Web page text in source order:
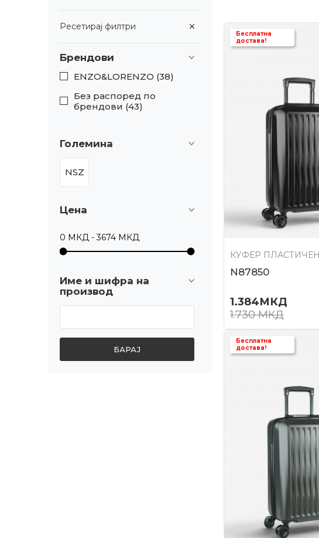
Ресетирај филтри
Брендови
ENZO&LORENZO (38)
Без распоред по
брендови (43)
Големина
NSZ
Цена
Име и шифра на
производ
БАРАЈ
Бесплатна
достава!
КУФЕР ПЛАСТИЧЕН
N87850
1.384МКД
1.730МКД
Бесплатна
достава!